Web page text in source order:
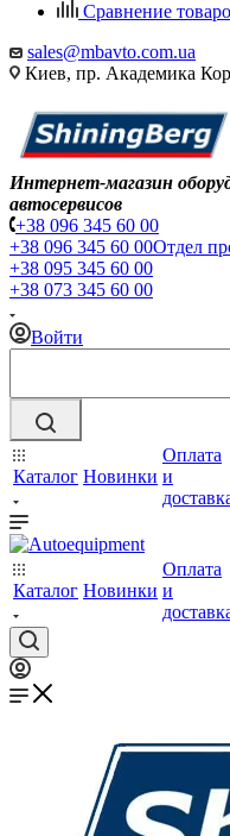
Сравнение
sales@mbavto.com.ua
Киев, пр. Академика
Интернет-магазин
автосервисов
+38 096 345 60 00
+38 096 345 60 00Отдел
+38 095 345 60 00
+38 073 345 60 00
Войти
Каталог Новинки
Оплата
и
Каталог Новинки
Оплата
и